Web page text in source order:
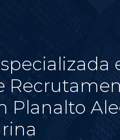
Planalto